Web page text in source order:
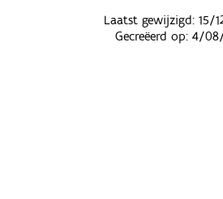
Laatst gewijzigd: 15/
Gecreëerd op:4/08/